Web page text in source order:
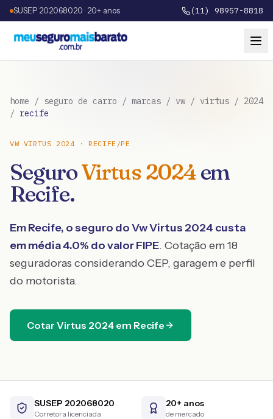
SUSEP 202068020 · 20+ anos (11) 98957-8818
home / seguro de carro / marcas / vw / virtus / 2024
/ recife
VW VIRTUS 2024·RECIFE /PE
SeguroVirtus2024em
Recife.
EmRecife, o seguro doVwVirtus 2024 custa
em média4.0% do valor FIPE. Cotação em 18
seguradoras considerando CEP, garagem e perfil
do motorista.
Cotar Virtus 2024 em Recife
SUSEP 202068020
Corretora licenciada
20+ anos
de mercado